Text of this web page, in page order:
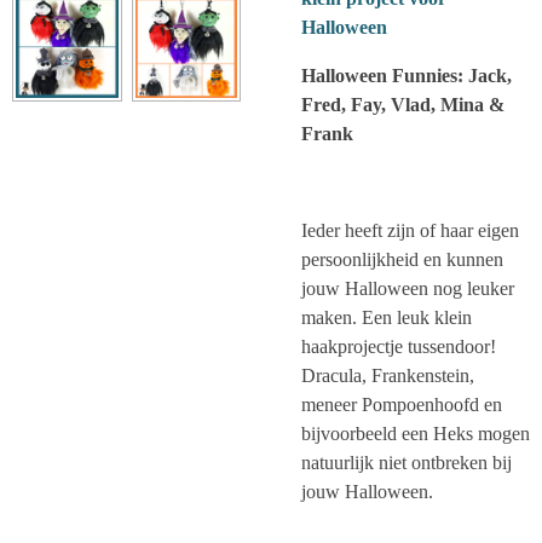
Halloween
Halloween Funnies: Jack,
Fred, Fay, Vlad, Mina &
Frank
Ieder heeft zijn of haar eigen
persoonlijkheid en kunnen
jouw Halloween nog leuker
maken. Een leuk klein
haakprojectje tussendoor!
Dracula, Frankenstein,
meneer Pompoenhoofd en
bijvoorbeeld een Heks mogen
natuurlijk niet ontbreken bij
jouw Halloween.